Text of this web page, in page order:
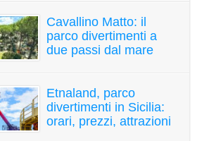
Cavallino Matto: il
parco divertimenti a
due passi dal mare
Etnaland, parco
divertimenti in Sicilia:
orari, prezzi, attrazioni